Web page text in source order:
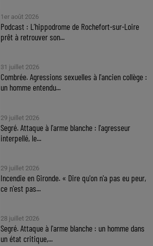
1er août 2026
Podcast : L’hippodrome de Rochefort-sur-Loire
prêt à retrouver son...
31 juillet 2026
Combrée. Agressions sexuelles à l'ancien collège :
un homme entendu...
29 juillet 2026
Segré. Attaque à l'arme blanche : l'agresseur
interpellé, le...
29 juillet 2026
Incendie en Gironde. « Dire qu'on n'a pas eu peur,
ce n'est pas...
28 juillet 2026
Segré. Attaque à l'arme blanche : un homme dans
un état critique,...